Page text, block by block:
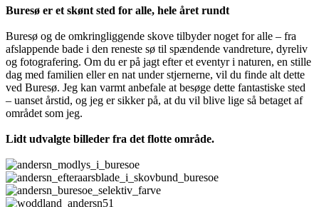
Buresø er et skønt sted for alle, hele året rundt
Buresø og de omkringliggende skove tilbyder noget for alle – fra
afslappende bade i den reneste sø til spændende vandreture, dyreliv
og fotografering. Om du er på jagt efter et eventyr i naturen, en stille
dag med familien eller en nat under stjernerne, vil du finde alt dette
ved Buresø. Jeg kan varmt anbefale at besøge dette fantastiske sted
– uanset årstid, og jeg er sikker på, at du vil blive lige så betaget af
området som jeg.
Lidt udvalgte billeder fra det flotte område.